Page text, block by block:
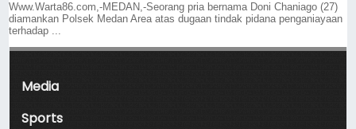
Www.Warta86.com,-MEDAN,-Seorang pria bernama Doni Chaniago (27)
diamankan Polsek Medan Area atas dugaan tindak pidana penganiayaan
terhadap ...
Media
Sports